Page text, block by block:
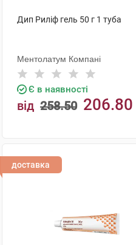
Дип Риліф гель 50 г 1 туба
Ментолатум Компані
Є в наявності
від 258.50 206.80
доставка